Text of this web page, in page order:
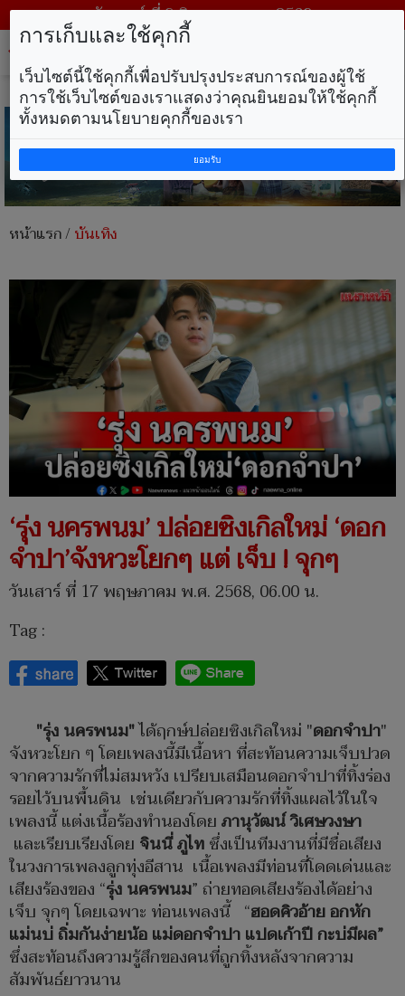
วันเสาร์ ที่ 8 สิงหาคม พ.ศ. 2569
หน้าแรก/บันเทิง
‘รุ่ง นครพนม’ ปล่อยซิงเกิลใหม่ ‘ดอก
จำปา’จังหวะโยกๆ แต่ เจ็บ ! จุกๆ
วันเสาร์ ที่ 17 พฤษภาคม พ.ศ. 2568, 06.00 น.
Tag :
"รุ่ง นครพนม"ได้ฤกษ์ปล่อยซิงเกิลใหม่ "ดอกจำปา"
จังหวะโยก ๆ โดยเพลงนี้มีเนื้อหา ที่สะท้อนความเจ็บปวด
จากความรักที่ไม่สมหวัง เปรียบเสมือนดอกจำปาที่ทิ้งร่อง
รอยไว้บนพื้นดิน เช่นเดียวกับความรักที่ทิ้งแผลไว้ในใจ
เพลงนี้ แต่งเนื้อร้องทำนองโดยภานุวัฒน์ วิเศษวงษา
และเรียบเรียงโดย จินนี่ ภูไทซึ่งเป็นทีมงานที่มีชื่อเสียง
ในวงการเพลงลูกทุ่งอีสาน เนื้อเพลงมีท่อนที่โดดเด่นและ
เสียงร้องของ “รุ่ง นครพนม” ถ่ายทอดเสียงร้องได้อย่าง
เจ็บ จุกๆ โดยเฉพาะ ท่อนเพลงนี้ “ฮอดคิวอ้าย อกหัก
แม่นบ่ ถิ่มกันง่ายน้อ แม่ดอกจำปา แปดเก้าปี กะบ่มีผล”
ซึ่งสะท้อนถึงความรู้สึกของคนที่ถูกทิ้งหลังจากความ
สัมพันธ์ยาวนาน
การเก็บและใช้คุกกี้
เว็บไซต์นี้ใช้คุกกี้เพื่อปรับปรุงประสบการณ์ของผู้ใช้
การใช้เว็บไซต์ของเราแสดงว่าคุณยินยอมให้ใช้คุกกี้
ทั้งหมดตามนโยบายคุกกี้ของเรา
ยอมรับ